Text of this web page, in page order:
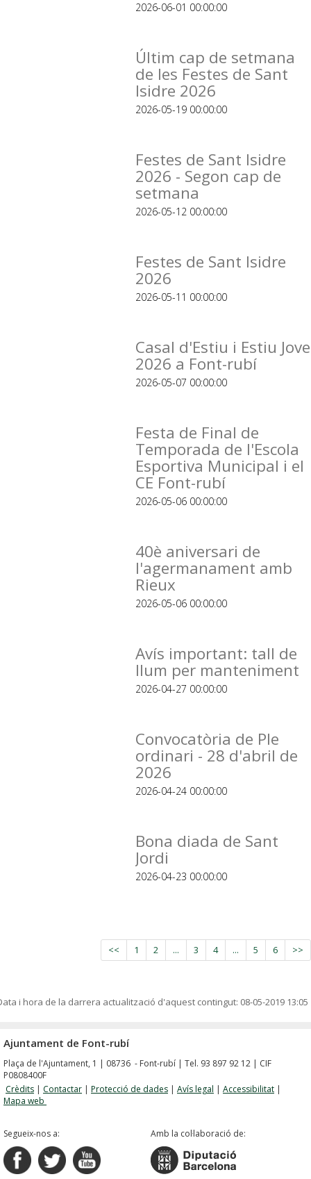
2026-06-01 00:00:00
Últim cap de setmana
de les Festes de Sant
Isidre 2026
2026-05-19 00:00:00
Festes de Sant Isidre
2026 - Segon cap de
setmana
2026-05-12 00:00:00
Festes de Sant Isidre
2026
2026-05-11 00:00:00
Casal d'Estiu i Estiu Jove
2026 a Font-rubí
2026-05-07 00:00:00
Festa de Final de
Temporada de l'Escola
Esportiva Municipal i el
CE Font-rubí
2026-05-06 00:00:00
40è aniversari de
l'agermanament amb
Rieux
2026-05-06 00:00:00
Avís important: tall de
llum per manteniment
2026-04-27 00:00:00
Convocatòria de Ple
ordinari - 28 d'abril de
2026
2026-04-24 00:00:00
Bona diada de Sant
Jordi
2026-04-23 00:00:00
<< 1 2 ... 3 4 ... 5 6 >>
i hora de la darrera actualització d'aquest contingut: 08-05-2019 13:05
Ajuntament de Font-rubí
Plaça de l'Ajuntament, 1 | 08736 - Font-rubí | Tel. 93 897 92 12 | CIF
P0808400F
Crèdits | Contactar | Protecció de dades | Avís legal | Accessibilitat |
Mapa web
Segueix-nos a: Amb la col·laboració de: